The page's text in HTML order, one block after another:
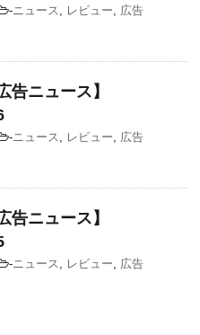
-ニュース , レビュー, 広告
告ニュース】
-ニュース , レビュー, 広告
告ニュース】
-ニュース , レビュー, 広告